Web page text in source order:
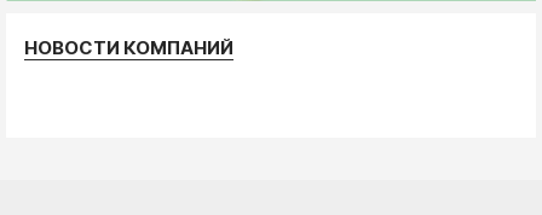
НОВОСТИ КОМПАНИЙ